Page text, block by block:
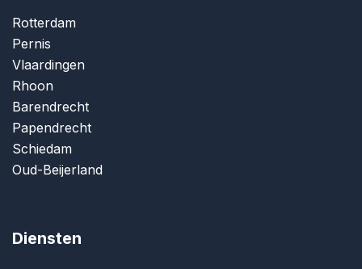
Rotterdam
Pernis
Vlaardingen
Rhoon
Barendrecht
Papendrecht
Schiedam
Oud-Beijerland
Diensten